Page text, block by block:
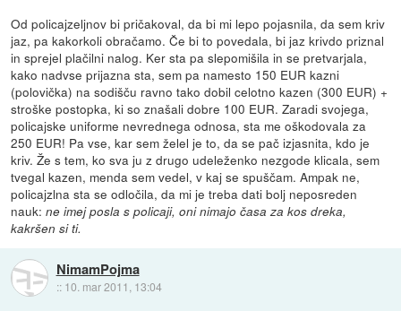
Od policajzeljnov bi pričakoval, da bi mi lepo pojasnila, da sem kriv
jaz, pa kakorkoli obračamo. Če bi to povedala, bi jaz krivdo priznal
in sprejel plačilni nalog. Ker sta pa slepomišila in se pretvarjala,
kako nadvse prijazna sta, sem pa namesto 150 EUR kazni
(polovička) na sodišču ravno tako dobil celotno kazen (300 EUR) +
stroške postopka, ki so znašali dobre 100 EUR. Zaradi svojega,
policajske uniforme nevrednega odnosa, sta me oškodovala za
250 EUR! Pa vse, kar sem želel je to, da se pač izjasnita, kdo je
kriv. Že s tem, ko sva ju z drugo udeleženko nezgode klicala, sem
tvegal kazen, menda sem vedel, v kaj se spuščam. Ampak ne,
policajzlna sta se odločila, da mi je treba dati bolj neposreden
nauk:ne imej posla s policaji, oni nimajo časa za kos dreka,
kakršen si ti.
NimamPojma
:: 10. mar 2011, 13:04